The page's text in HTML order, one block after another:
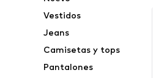
Vestidos
Jeans
Camisetas y tops
Pantalones